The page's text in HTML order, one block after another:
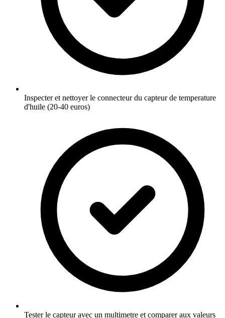
Inspecter et nettoyer le connecteur du capteur de temperature
d'huile (20-40 euros)
Tester le capteur avec un multimetre et comparer aux valeurs